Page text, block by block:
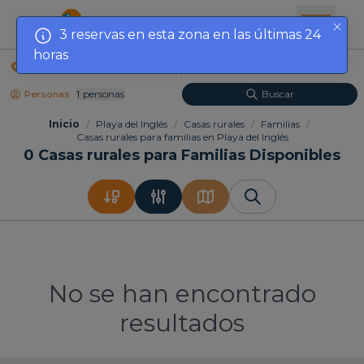
Personas 1 Personas Buscar
Inicio / Playa del Inglés / Casas rurales / Familias /
Casas rurales para familias en Playa del Inglés
0 Casas rurales para Familias Disponibles
No se han encontrado
resultados
3 reservas en esta zona en las últimas 24
horas